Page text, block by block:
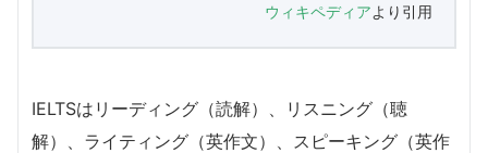
ウィキペディアより引用
IELTSはリーディング（読解）、リスニング（聴
解）、ライティング（英作文）、スピーキング（英作